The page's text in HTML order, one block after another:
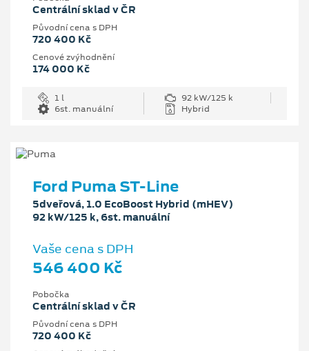
Centrální sklad v ČR
Původní cena s DPH
720 400 Kč
Cenové zvýhodnění
174 000 Kč
1 l
92 kW/125 k
6st. manuální
Hybrid
Ford Puma ST-Line
5dveřová, 1.0 EcoBoost Hybrid (mHEV)
92 kW/125 k, 6st. manuální
Vaše cena s DPH
546 400 Kč
Pobočka
Centrální sklad v ČR
Původní cena s DPH
720 400 Kč